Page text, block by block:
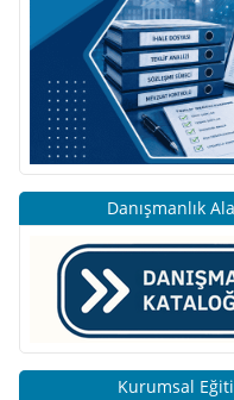
Danışmanlık
Kurumsal